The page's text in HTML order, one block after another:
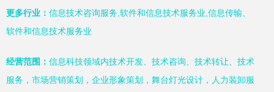
更多行业： 信息技术咨询服务,软件和信息技术服务业,信息传输、
软件和信息技术服务业
经营范围： 信息科技领域内技术开发、技术咨询、技术转让、技术
服务，市场营销策划，企业形象策划，舞台灯光设计，人力装卸服